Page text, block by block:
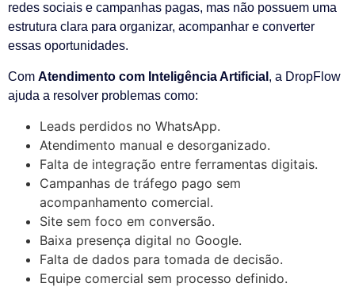
redes sociais e campanhas pagas, mas não possuem uma
estrutura clara para organizar, acompanhar e converter
essas oportunidades.
Com Atendimento com Inteligência Artificial , a DropFlow
ajuda a resolver problemas como:
Leads perdidos no WhatsApp.
Atendimento manual e desorganizado.
Falta de integração entre ferramentas digitais.
Campanhas de tráfego pago sem
acompanhamento comercial.
Site sem foco em conversão.
Baixa presença digital no Google.
Falta de dados para tomada de decisão.
Equipe comercial sem processo definido.